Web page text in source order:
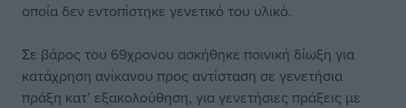
οποία δεν εντοπίστηκε γενετικό του υλικό.
Σε βάρος του 69χρονου ασκήθηκε ποινική δίωξη για
κατάχρηση ανίκανου προς αντίσταση σε γενετήσια
πράξη κατ’ εξακολούθηση, για γενετήσιες πράξεις με